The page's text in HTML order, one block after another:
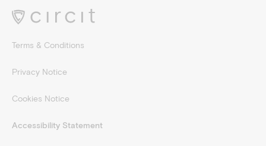
Terms & Conditions
Privacy Notice
Cookies Notice
Accessibility Statement